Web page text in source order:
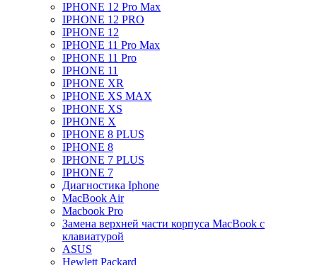
IPHONE 12 Pro Max
IPHONE 12 PRO
IPHONE 12
IPHONE 11 Pro Max
IPHONE 11 Pro
IPHONE 11
IPHONE XR
IPHONE XS MAX
IPHONE XS
IPHONE X
IPHONE 8 PLUS
IPHONE 8
IPHONE 7 PLUS
IPHONE 7
Диагностика Iphone
MacBook Air
Macbook Pro
Замена верхней части корпуса MacBook с
клавиатурой
ASUS
Hewlett Packard